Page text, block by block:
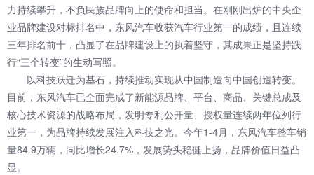
力持续攀升，不负民族品牌向上的使命和担当。在刚刚出炉的中央企
业品牌建设对标排名中，东风汽车收获汽车行业第一的成绩，且连续
三年排名前十，凸显了在品牌建设上的执着坚守，其成果正是坚持践
行“三个转变”的生动写照。
以科技跃迁为基石，持续推动实现从中国制造向中国创造转变。
目前，东风汽车已全面完成了新能源品牌、平台、商品、关键总成及
核心技术资源的战略布局，发明专利公开量、授权量连续两年位列行
业第一，为品牌持续发展注入科技之光。今年1-4月，东风汽车整车销
量84.9万辆，同比增长24.7%，发展势头稳健上扬，品牌价值日益凸
显。